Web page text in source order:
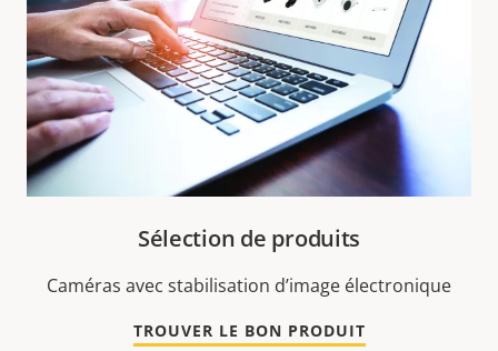
Sélection de produits
Caméras avec stabilisation d’image électronique
TROUVER LE BON PRODUIT